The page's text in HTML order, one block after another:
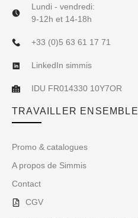
Lundi - vendredi:
9-12h et 14-18h
+33 (0)5 63 61 17 71
LinkedIn simmis
IDU FR014330 10Y7OR
TRAVAILLER ENSEMBLE
Promo & catalogues
A propos de Simmis
Contact
CGV